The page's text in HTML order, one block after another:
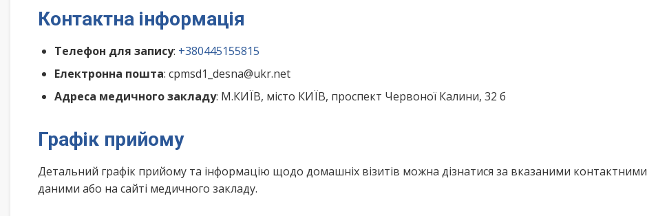
Контактна інформація
Телефон для запису: +380445155815
Електронна пошта: cpmsd1_desna@ukr.net
Адреса медичного закладу: М.КИЇВ, місто КИЇВ, проспект Червоної Калини, 32 б
Графік прийому
Детальний графік прийому та інформацію щодо домашніх візитів можна дізнатися за вказаними контактними
даними або на сайті медичного закладу.